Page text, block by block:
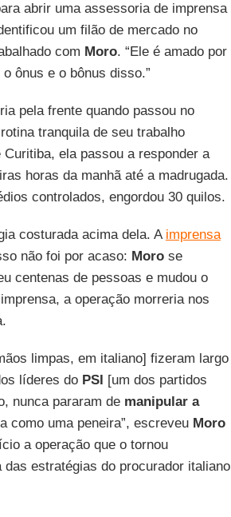
abrir uma assessoria de imprensa
um filão de mercado no
com Moro. “Ele é amado por
ônus e o bônus disso.”
pela frente quando passou no
tranquila de seu trabalho
ela passou a responder a
horas da manhã até a madrugada.
controlados, engordou 30 quilos.
costurada acima dela. A imprensa
não foi por acaso: Morose
centenas de pessoas e mudou o
a operação morreria nos
limpas, em italiano] fizeram largo
líderes do PSI [um dos partidos
nunca pararam de manipular a
como uma peneira”, escreveu Moro
a operação que o tornou
estratégias do procurador italiano